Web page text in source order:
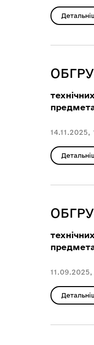
предмета
14.11.2025,
предмета
11.09.2025,